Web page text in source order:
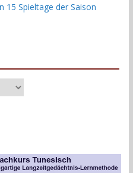
15 Spieltage der Saison